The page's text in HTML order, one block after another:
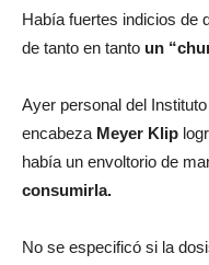
Había fuertes indicios de
de tanto en tanto un
Ayer personal del
encabeza Meyer Klip
había un envoltorio de
consumirla.
No se especificó si la